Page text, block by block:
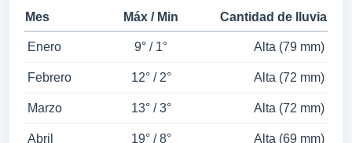
Mes
Máx / Min Cantidad de lluvia
Enero 9° / 1° Alta (79 mm)
Febrero 12° / 2° Alta (72 mm)
Marzo 13° / 3° Alta (72 mm)
Abril 19° / 8° Alta (69 mm)